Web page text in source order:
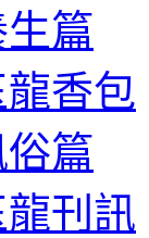
篇
龍香包
俗篇
龍刊訊